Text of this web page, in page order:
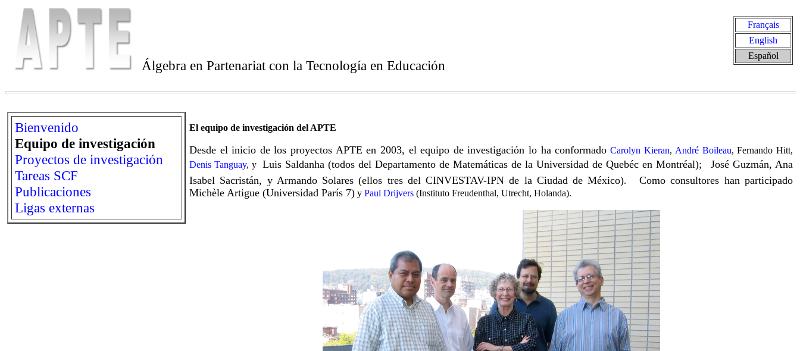
Álgebra en Partenariat con la Tecnología en Educación
Français
English
Español
Bienvenido
Equipo de investigación
Proyectos de investigación
Tareas SCF
Publicaciones
Ligas externas
El equipo de investigación del APTE
Desde el inicio de los proyectos APTE en 2003, el equipo de investigación lo ha conformado Carolyn Kieran, André Boileau, Fernando Hitt,
Denis Tanguay, y Luis Saldanha (todos del Departamento de Matemáticas de la Universidad de Quebéc en Montréal);
José Guzmán, Ana
Isabel Sacristán, y Armando Solares (ellos tres del CINVESTAV-IPN de la Ciudad de México).
Como consultores han participado
Michèle Artigue (Universidad París 7) y Paul Drijvers (Instituto Freudenthal, Utrecht, Holanda).